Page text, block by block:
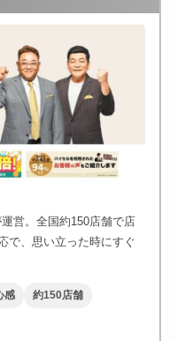
営。全国約150店舗で店
で、思い立った時にすぐ
感 約150店舗